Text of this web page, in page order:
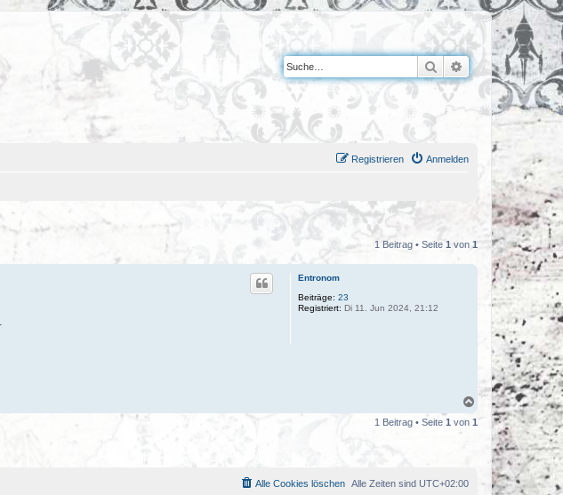
Suche Erweiterte Suche
Anmelden
Registrieren
1 Beitrag • Seite 1 von 1
Entronom
Beiträge: 23
Registriert: Di 11. Jun 2024, 21:12
N
c
n
1 Beitrag • Seite 1 von 1
Alle Zeiten sind UTC+02:00
Alle Cookies löschen